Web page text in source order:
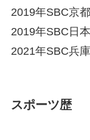
2019年SBC京
2019年SBC日
2021年SBC兵
スポーツ歴